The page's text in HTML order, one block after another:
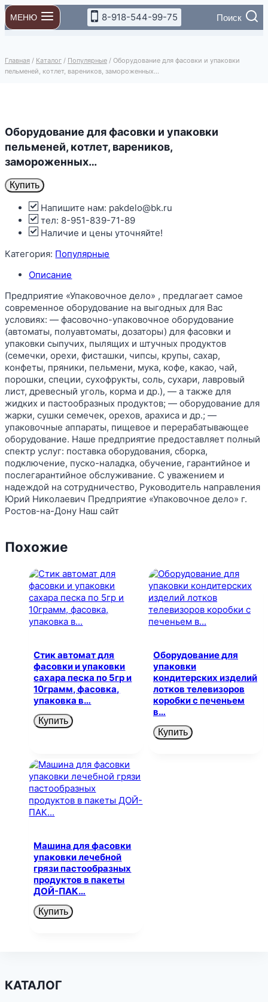
Перейти
к
содержимому
МЕНЮ 8-918-544-99-75 Поиск
Главная / Каталог / Популярные / Оборудование для фасовки и упаковки
пельменей, котлет, вареников, замороженных…
Оборудование для фасовки и упаковки
пельменей, котлет, вареников,
замороженных…
Купить
Напишите нам: pakdelo@bk.ru
тел: 8-951-839-71-89
Наличие и цены уточняйте!
Категория: Популярные
Описание
Предприятие «Упаковочное дело» , предлагает самое
современное оборудование на выгодных для Вас
условиях: — фасовочно-упаковочное оборудование
(автоматы, полуавтоматы, дозаторы) для фасовки и
упаковки сыпучих, пылящих и штучных продуктов
(семечки, орехи, фисташки, чипсы, крупы, сахар,
конфеты, пряники, пельмени, мука, кофе, какао, чай,
порошки, специи, сухофрукты, соль, сухари, лавровый
лист, древесный уголь, корма и др.), — а также для
жидких и пастообразных продуктов; — оборудование для
жарки, сушки семечек, орехов, арахиса и др.; —
упаковочные аппараты, пищевое и перерабатывающее
оборудование. Наше предприятие предоставляет полный
спектр услуг: поставка оборудования, сборка,
подключение, пуско-наладка, обучение, гарантийное и
послегарантийное обслуживание. С уважением и
надеждой на сотрудничество, Руководитель направления
Юрий Николаевич Предприятие «Упаковочное дело» г.
Ростов-на-Дону Наш сайт
Похожие
Стик автомат для
фасовки и упаковки
сахара песка по 5гр и
10грамм, фасовка,
упаковка в…
Купить
Оборудование для
упаковки
кондитерских изделий
лотков телевизоров
коробки с печеньем
в…
Купить
Машина для фасовки
упаковки лечебной
грязи пастообразных
продуктов в пакеты
ДОЙ-ПАК…
Купить
КАТАЛОГ